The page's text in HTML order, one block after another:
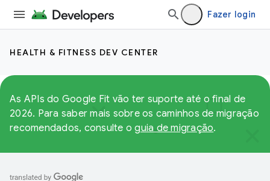
Fazer login
HEALTH & FITNESS DEV CENTER
As APIs do Google Fit vão ter suporte até o final de
2026. Para saber mais sobre os caminhos de migração
recomendados, consulte oguia de migração.